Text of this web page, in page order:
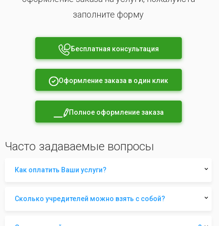
заполните форму
Бесплатная консультация
Оформление заказа в один клик
Полное оформление заказа
Часто задаваемые вопросы
Как оплатить Ваши услуги?
Сколько учредителей можно взять с собой?